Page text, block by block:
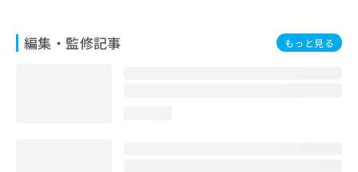
編集・監修記事 もっと見る